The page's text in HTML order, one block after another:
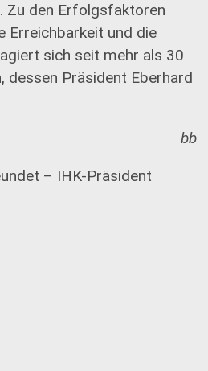
Zu den Erfolgsfaktoren
Erreichbarkeit und die
sich seit mehr als 30
dessen Präsident Eberhard
bb
– IHK-Präsident